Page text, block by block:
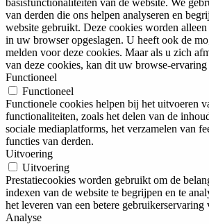
van derden die ons helpen analyseren en
website gebruikt. Deze cookies worden
in uw browser opgeslagen. U heeft ook de
melden voor deze cookies. Maar als u zich
van deze cookies, kan dit uw browse-
Functioneel
Functioneel
Functionele cookies helpen bij het uitvoeren
functionaliteiten, zoals het delen van de
sociale mediaplatforms, het verzamelen van
functies van derden.
Uitvoering
Uitvoering
Prestatiecookies worden gebruikt om de
indexen van de website te begrijpen en te
het leveren van een betere gebruikerservaring
Analyse